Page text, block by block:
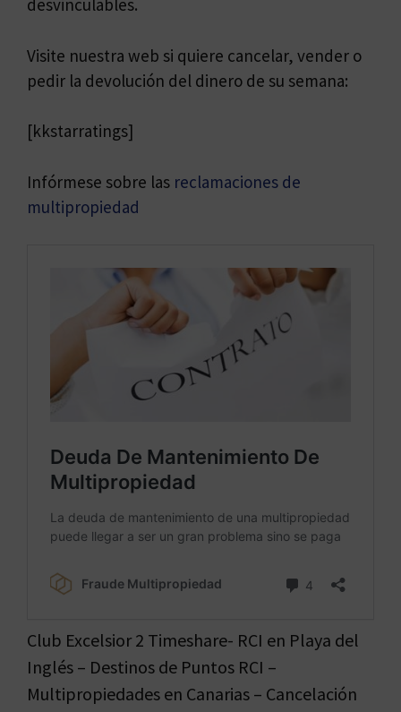
desvinculables.
Visite nuestra web si quiere cancelar, vender o
pedir la devolución del dinero de su semana:
[kkstarratings]
Infórmese sobre las reclamaciones de
multipropiedad
Club Excelsior 2 Timeshare- RCI en Playa del
Inglés – Destinos de Puntos RCI –
Multipropiedades en Canarias – Cancelación